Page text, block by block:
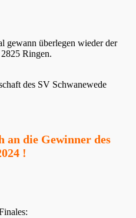
gewann überlegen wieder der
Ringen.
des SV Schwanewede
an die Gewinner des
!